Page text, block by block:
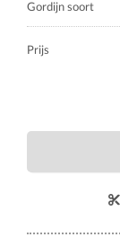
Gordijn soort
Prijs